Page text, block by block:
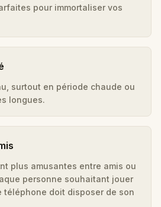
pour immortaliser vos
surtout en période chaude ou
longues.
plus amusantes entre amis ou
personne souhaitant jouer
téléphone doit disposer de son